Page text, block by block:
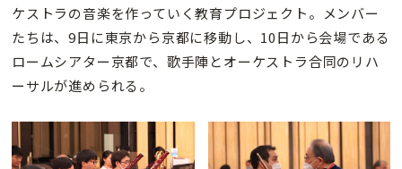
ケストラの音楽を作っていく教育プロジェクト。メンバー
たちは、9日に東京から京都に移動し、10日から会場である
ロームシアター京都で、歌手陣とオーケストラ合同のリハ
ーサルが進められる。